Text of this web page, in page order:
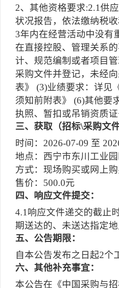
2、其他资格要求:2.1供
状况报告，依法缴纳税
3年内在经营活动中没有
在直接控股、管理关系
计、规范编制或者项目
采购文件并登记，未经
表》 (3)业绩要求：详见
须知前附表》 (6)其他要
执照、暂扣或吊销资质
三、获取（招标\采购文件
时间：2026-07-09 至
地点：西宁市东川工业
方式：现场购买或网上
售价：500.0元
四、响应文件提交：
4.1响应文件递交的截止
期送达的、未送达指定
五、公告期限：
自本公告发布之日起2个
六、其他补充事宜：
本公告在《中国采购与